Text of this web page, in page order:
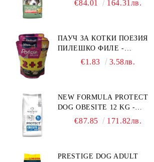
ОТ 10 – 25 КГ, СЪС СЬОМГА.
БЕЗ ЗЪРНО, БЕЗ ГЛУТЕН.
ПРОИЗВЕДЕНА ВЪВ
€84.01 164.31лв.
ПАУЧ ЗА КОТКИ ПОЕЗИЯ
ПИЛЕШКО ФИЛЕ -
ПРОМОКОМПЛЕКТ 3 БР.
€1.83 3.58лв.
NEW FORMULA PROTECT
DOG OBESITE 12 KG -
ПЪЛНОЦЕННА ДИЕТИЧНА
ПОТРЕБНОСТИ:
€87.85 171.82лв.
PRESTIGE DOG ADULT